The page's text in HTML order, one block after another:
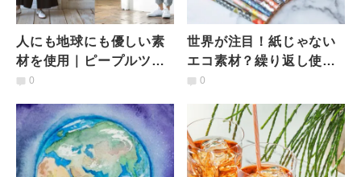
人にも地球にも優しい素
材を使用｜ピープルツリ
ーのオーガニックコット
0
世界が注目！紙じゃない
エコ素材？繰り返し使え
る・自然に還る…地球に
ー」
0